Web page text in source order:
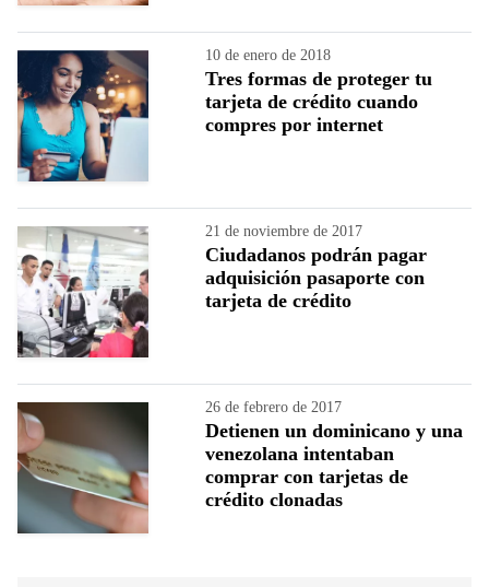
10 de enero de 2018
Tres formas de proteger tu
tarjeta de crédito cuando
compres por internet
21 de noviembre de 2017
Ciudadanos podrán pagar
adquisición pasaporte con
tarjeta de crédito
26 de febrero de 2017
Detienen un dominicano y una
venezolana intentaban
comprar con tarjetas de
crédito clonadas